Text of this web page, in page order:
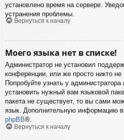
установлено время на сервере.
устранения проблемы.
Вернуться к началу
Моего языка нет в списке!
Администратор не установил
конференции, или же просто никто
Попробуйте узнать у
установить нужный вам языковой
пакета не существует, то вы сами
язык. Дополнительную информацию
phpBB®.
Вернуться к началу